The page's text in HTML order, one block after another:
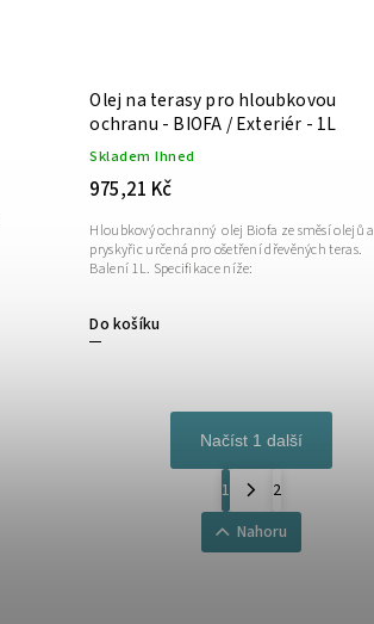
Olej na terasy pro hloubkovou
ochranu - BIOFA / Exteriér - 1L
Skladem Ihned
975,21 Kč
Do košíku
Hloubkový ochranný olej Biofa ze směsí olejů a
pryskyřic určená pro ošetření dřevěných teras.
Načíst 1 další
1
2
Nahoru